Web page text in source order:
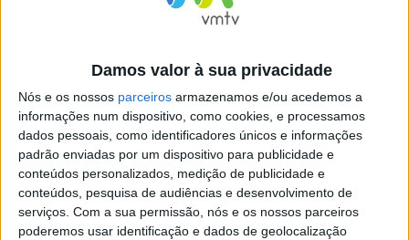
Damos valor à sua privacidade
Nós e os nossos parceiros armazenamos e/ou acedemos a
informações num dispositivo, como cookies, e processamos
dados pessoais, como identificadores únicos e informações
padrão enviadas por um dispositivo para publicidade e
conteúdos personalizados, medição de publicidade e
conteúdos, pesquisa de audiências e desenvolvimento de
serviços. Com a sua permissão, nós e os nossos parceiros
poderemos usar identificação e dados de geolocalização
O vereador João Rodrigues, que tutela a área da
diversos motivos, nomeadamente pela “necessidade de
enquadrar toda a intervenção prevista na ELH no novo
quadro de referência previsto no Plano de Recuperação
e Resiliência (PRR); a exigência de adequação do quadro
das soluções propostas no âmbito da ELH ao
calendário de execução do PRR; e o aumento
significativo do número de famílias que sinalizaram